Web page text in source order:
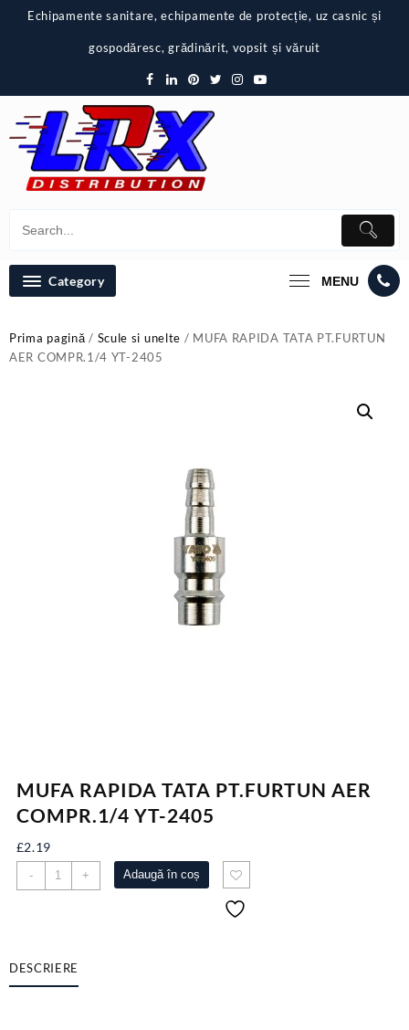
Echipamente sanitare, echipamente de protecție, uz casnic și
gospodăresc, grădinărit, vopsit și văruit
Category MENU
Prima pagină/ Scule si unelte / MUFA RAPIDA TATA PT.FURTUN
AER COMPR.1/4 YT-2405
MUFA RAPIDA TATA PT.FURTUN AER
COMPR.1/4 YT-2405
£2.19
-
Cantitate
MUFA
AER
COMPR.1/4
+ Adaugă în coș
DESCRIERE